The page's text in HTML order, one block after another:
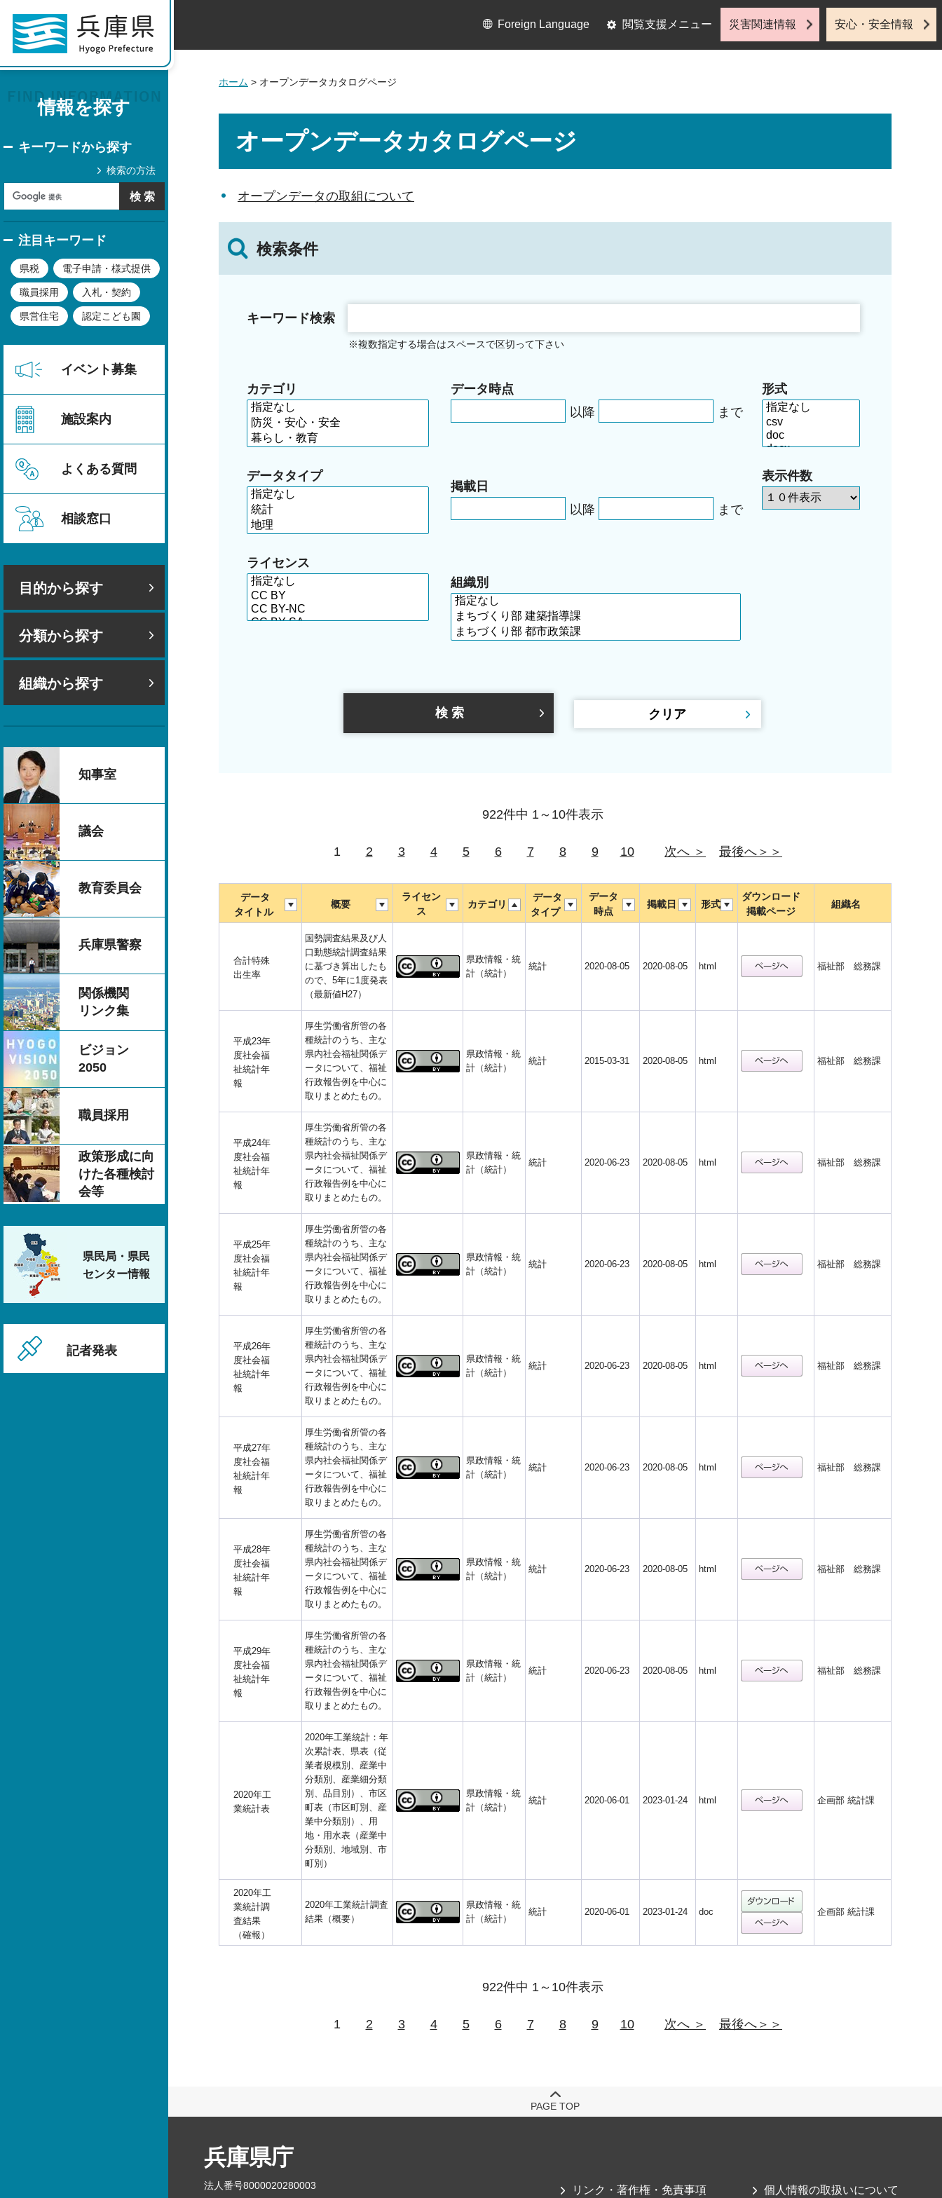
情報を探す
キーワードから探す
検索の方法
注目キーワード
県税 電子申請・様式提供
職員採用 入札・契約
県営住宅 認定こども園
イベント募集
施設案内
よくある質問
相談窓口
目的から探す
分類から探す
組織から探す
知事室
議会
教育委員会
兵庫県警察
関係機関
リンク集
ビジョン
2050
職員採用
政策形成に向
けた各種検討
会等
県民局・県民
センター情報
記者発表
Foreign Language 閲覧支援メニュー 災害関連情報 安心・安全情報
ホーム > オープンデータカタログページ
オープンデータカタログページ
オープンデータの取組について
検索条件
キーワード検索
※複数指定する場合はスペースで区切って下さい
カテゴリ
データタイプ
ライセンス
データ時点
以降
まで
掲載日
以降
まで
形式
表示件数
組織別
922件中 1～10件表示
1 2 3 4 5 6 7 8 9 10 次へ ＞ 最後へ＞＞
データ
タイトル
概要
ライセン
ス
カテゴリ
データ
タイプ
データ
時点
掲載日 形式
ダウンロード
掲載ページ
組織名
合計特殊
出生率
国勢調査結果及び人
口動態統計調査結果
に基づき算出したも
ので、5年に1度発表
（最新値H27）
県政情報・統
計（統計）
統計 2020-08-05 2020-08-05 html 福祉部 総務課
平成23年
度社会福
祉統計年
報
厚生労働省所管の各
種統計のうち、主な
県内社会福祉関係デ
ータについて、福祉
行政報告例を中心に
取りまとめたもの。
県政情報・統
計（統計）
統計 2015-03-31 2020-08-05 html 福祉部 総務課
平成24年
度社会福
祉統計年
報
厚生労働省所管の各
種統計のうち、主な
県内社会福祉関係デ
ータについて、福祉
行政報告例を中心に
取りまとめたもの。
県政情報・統
計（統計）
統計 2020-06-23 2020-08-05 html 福祉部 総務課
平成25年
度社会福
祉統計年
報
厚生労働省所管の各
種統計のうち、主な
県内社会福祉関係デ
ータについて、福祉
行政報告例を中心に
取りまとめたもの。
県政情報・統
計（統計）
統計 2020-06-23 2020-08-05 html 福祉部 総務課
平成26年
度社会福
祉統計年
報
厚生労働省所管の各
種統計のうち、主な
県内社会福祉関係デ
ータについて、福祉
行政報告例を中心に
取りまとめたもの。
県政情報・統
計（統計）
統計 2020-06-23 2020-08-05 html 福祉部 総務課
平成27年
度社会福
祉統計年
報
厚生労働省所管の各
種統計のうち、主な
県内社会福祉関係デ
ータについて、福祉
行政報告例を中心に
取りまとめたもの。
県政情報・統
計（統計）
統計 2020-06-23 2020-08-05 html 福祉部 総務課
平成28年
度社会福
祉統計年
報
厚生労働省所管の各
種統計のうち、主な
県内社会福祉関係デ
ータについて、福祉
行政報告例を中心に
取りまとめたもの。
県政情報・統
計（統計）
統計 2020-06-23 2020-08-05 html 福祉部 総務課
平成29年
度社会福
祉統計年
報
厚生労働省所管の各
種統計のうち、主な
県内社会福祉関係デ
ータについて、福祉
行政報告例を中心に
取りまとめたもの。
県政情報・統
計（統計）
統計 2020-06-23 2020-08-05 html 福祉部 総務課
2020年工
業統計表
2020年工業統計：年
次累計表、県表（従
業者規模別、産業中
分類別、産業細分類
別、品目別）、市区
町表（市区町別、産
業中分類別）、用
地・用水表（産業中
分類別、地域別、市
町別）
県政情報・統
計（統計）
統計 2020-06-01 2023-01-24 html 企画部 統計課
2020年工
業統計調
査結果
（確報）
2020年工業統計調査
結果（概要）
県政情報・統
計（統計）
統計 2020-06-01 2023-01-24 doc 企画部 統計課
922件中 1～10件表示
1 2 3 4 5 6 7 8 9 10 次へ ＞ 最後へ＞＞
PAGE TOP
兵庫県庁
法人番号8000020280003 リンク・著作権・免責事項 個人情報の取扱いについて